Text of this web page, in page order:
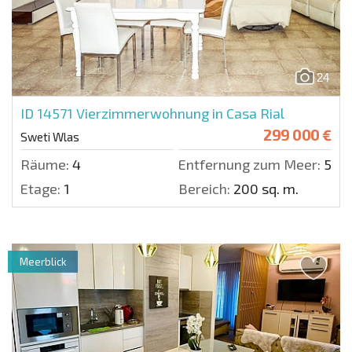
24
ID 14571 Vierzimmerwohnung in Casa Rial
Sweti Wlas 299 000 €
Räume: 4 Entfernung zum Meer: 50
Etage: 1 Bereich: 200 sq. m.
Meerblick